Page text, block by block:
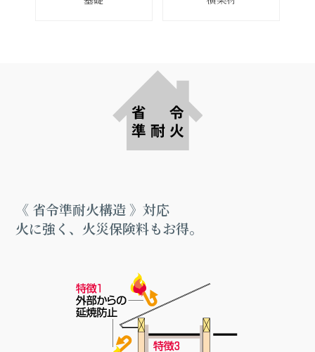
《 省令準耐火構造 》対応
火に強く、火災保険料もお得。